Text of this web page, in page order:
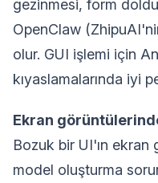
gezinmesi, form
OpenClaw
olur. GUI işlemi için
kıyaslamalarında iyi
Ekran
Bozuk bir UI'ın
model oluşturma